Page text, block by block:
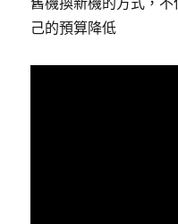
己的預算降低